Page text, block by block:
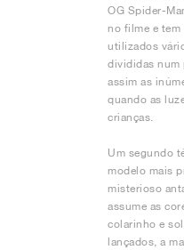
OG Spider-
no filme e tem
utilizados
divididas num
assim as
quando as
crianças.
Um segundo
modelo mais
misterioso
assume as
colarinho e
lançados, a